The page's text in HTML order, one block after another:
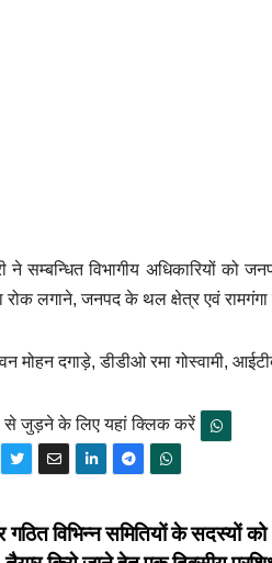
ने सम्बन्धित विभागीय अधिकारियों को
रोक लगाने, जनपद के थल क्षेत्र एवं
दगाड़े, डीडीओ रमा गोस्वामी,
से जुड़ने के लिए यहां क्लिक करें
विभिन्न समितियों के सदस्यों